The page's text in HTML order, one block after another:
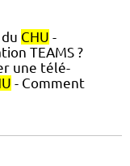
CHU -
TEAMS ?
une télé-
- Comment